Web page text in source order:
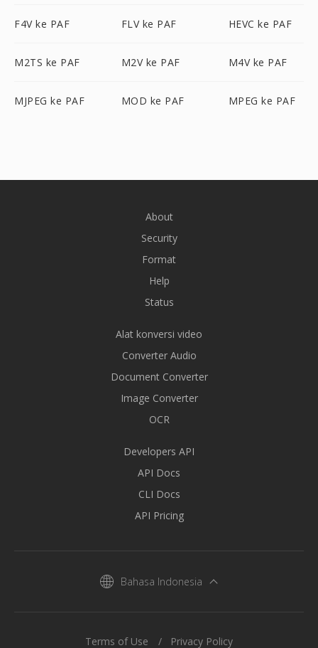
F4V ke PAF FLV ke PAF HEVC ke PAF
M2TS ke PAF M2V ke PAF M4V ke PAF
MJPEG ke PAF MOD ke PAF MPEG ke PAF
About
Security
Format
Help
Status
Alat konversi video
Converter Audio
Document Converter
Image Converter
OCR
Developers API
API Docs
CLI Docs
API Pricing
Bahasa Indonesia
Terms of Use Privacy Policy